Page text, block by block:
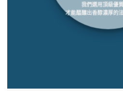
我們選用頂級優
才能醞釀出香醇濃厚的